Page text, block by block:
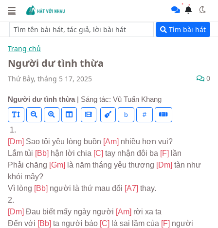
Tìm bài hát
Trang chủ
Người dư tình thừa
Thứ Bảy, tháng 5 17, 2025 0
Người dư tình thừa | Sáng tác: Vũ Tuấn Khang
b #
1.
[Dm] Sao tôi yêu lòng buồn [Am] nhiều hơn vui?
Lắm tủi [Bb] hận lời chia [C] tay nhận đôi ba [F] lần
Phải chăng [Gm] là năm tháng yêu thương [Dm] tàn như
khói mây?
Vì lòng [Bb] người là thứ mau đổi [A7] thay.
2.
[Dm] Đau biết mấy ngày người [Am] rời xa ta
Đến với [Bb] ta người bảo [C] là sai lầm của [F] người